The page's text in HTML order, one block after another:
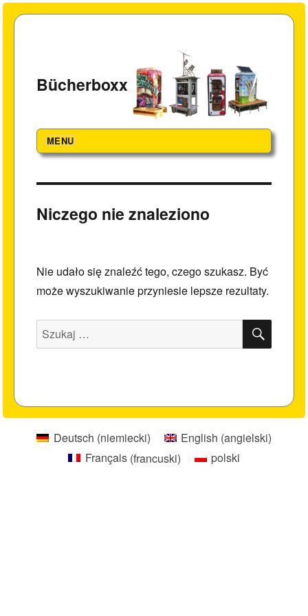
Bücherboxx
MENU
Niczego nie znaleziono
Nie udało się znaleźć tego, czego szukasz. Być
może wyszukiwanie przyniesie lepsze rezultaty.
Szukaj:
Deutsch (niemiecki) English (angielski)
Français(francuski) polski